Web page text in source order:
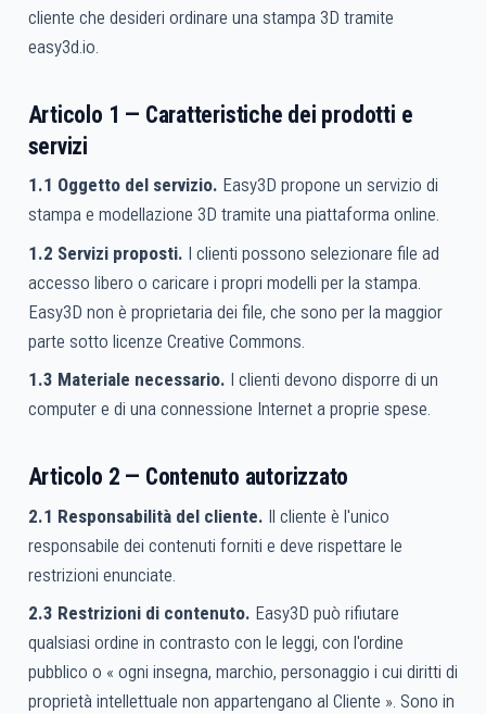
cliente che desideri ordinare una stampa 3D tramite
easy3d.io.
Articolo 1 — Caratteristiche dei prodotti e
servizi
1.1 Oggetto del servizio. Easy3D propone un servizio di
stampa e modellazione 3D tramite una piattaforma online.
1.2 Servizi proposti. I clienti possono selezionare file ad
accesso libero o caricare i propri modelli per la stampa.
Easy3D non è proprietaria dei file, che sono per la maggior
parte sotto licenze Creative Commons.
1.3 Materiale necessario. I clienti devono disporre di un
computer e di una connessione Internet a proprie spese.
Articolo 2 — Contenuto autorizzato
2.1 Responsabilità del cliente. Il cliente è l'unico
responsabile dei contenuti forniti e deve rispettare le
restrizioni enunciate.
2.3 Restrizioni di contenuto. Easy3D può rifiutare
qualsiasi ordine in contrasto con le leggi, con l'ordine
pubblico o « ogni insegna, marchio, personaggio i cui diritti di
proprietà intellettuale non appartengano al Cliente ». Sono in